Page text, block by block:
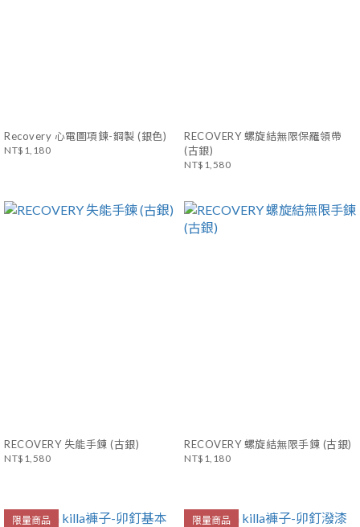
Recovery 心電圖項鍊-鋼製 (銀色)
NT$1,180
RECOVERY 螺旋結無限保羅領帶
(古銀)
NT$1,580
RECOVERY 失能手鍊 (古銀)
NT$1,580
RECOVERY 螺旋結無限手鍊 (古銀)
NT$1,180
限量商品 限量商品